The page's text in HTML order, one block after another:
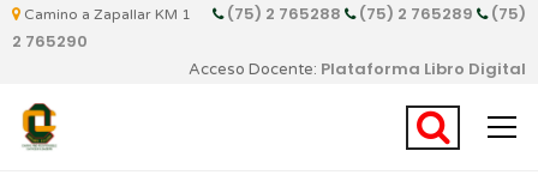
Camino a Zapallar KM 1 (75) 2 765288 (75) 2 765289
(75)
2 765290
Acceso Docente: Plataforma Libro Digital